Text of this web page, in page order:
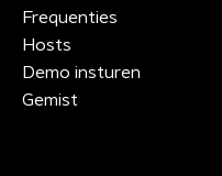
Frequenties
Hosts
Demo insturen
Gemist